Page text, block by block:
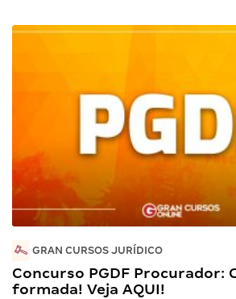
GRAN CURSOS JURÍDICO
Concurso PGDF Procurador:
formada! Veja AQUI!